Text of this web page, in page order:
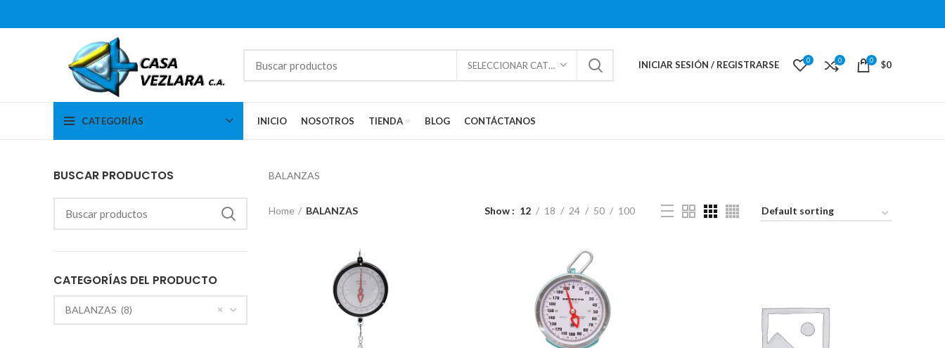
SELECCIONAR CATEGORÍAS INICIAR SESIÓN / REGISTRARSE 0 0 0 $0
CATEGORÍAS INICIO NOSOTROS TIENDA BLOG CONTÁCTANOS
BUSCAR PRODUCTOS
CATEGORÍAS DEL PRODUCTO
×
BALANZAS (8)
BALANZAS
Home BALANZAS Show 12 18 24 50 100